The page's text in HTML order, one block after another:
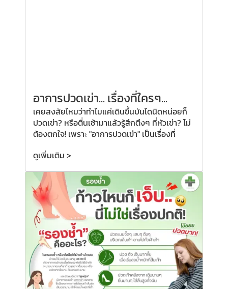
อาการปวดเข่า... เรื่องที่ใครๆ...
เคยสงสัยไหมว่าทำไมแค่เดินขึ้นบันไดนิดหน่อยก็
ปวดเข่า? หรือตื่นเช้ามาแล้วรู้สึกตึงๆ ที่หัวเข่า? ไม่
ต้องตกใจ! เพราะ "อาการปวดเข่า" เป็นเรื่องที่
ดูเพิ่มเติม >